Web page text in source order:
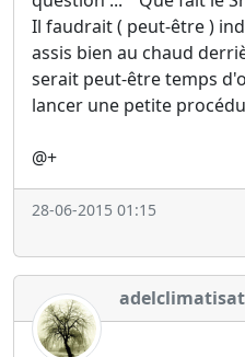
Il faudrait ( peut-être )
assis bien au chaud
serait peut-être temps
lancer une petite
@+
28-06-2015 01:15